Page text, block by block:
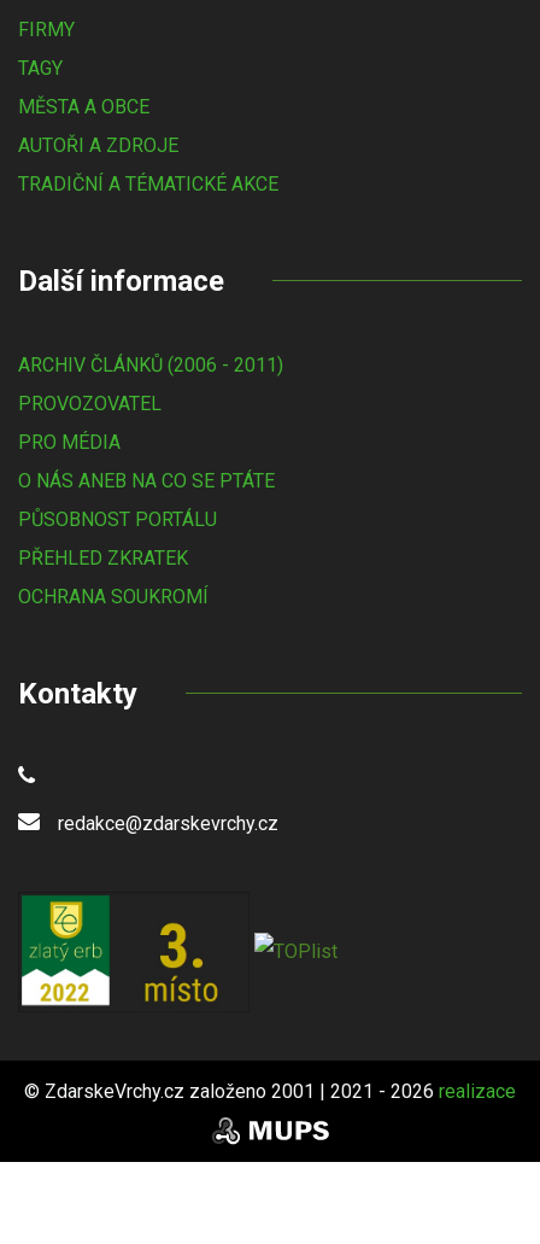
FIRMY
TAGY
MĚSTA A OBCE
AUTOŘI A ZDROJE
TRADIČNÍ A TÉMATICKÉ AKCE
Další informace
ARCHIV ČLÁNKŮ (2006 - 2011)
PROVOZOVATEL
PRO MÉDIA
O NÁS ANEB NA CO SE PTÁTE
PŮSOBNOST PORTÁLU
PŘEHLED ZKRATEK
OCHRANA SOUKROMÍ
Kontakty
redakce@zdarskevrchy.cz
© ZdarskeVrchy.cz založeno 2001 | 2021 - 2026 realizace